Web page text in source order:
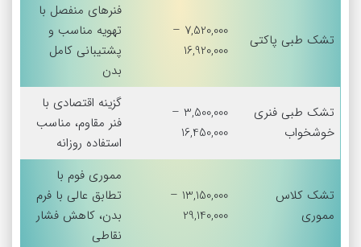
تشک طبی پاکتی
7,520,000 –
16,920,000
فنرهای منفصل با
تهویه مناسب و
پشتیبانی کامل
بدن
تشک طبی فنری
خوشخواب
3,500,000 –
16,450,000
گزینه اقتصادی با
فنر مقاوم، مناسب
استفاده روزانه
تشک کلاس
مموری
13,150,000 –
29,140,000
مموری فوم با
تطابق عالی با فرم
بدن، کاهش فشار
نقاطی